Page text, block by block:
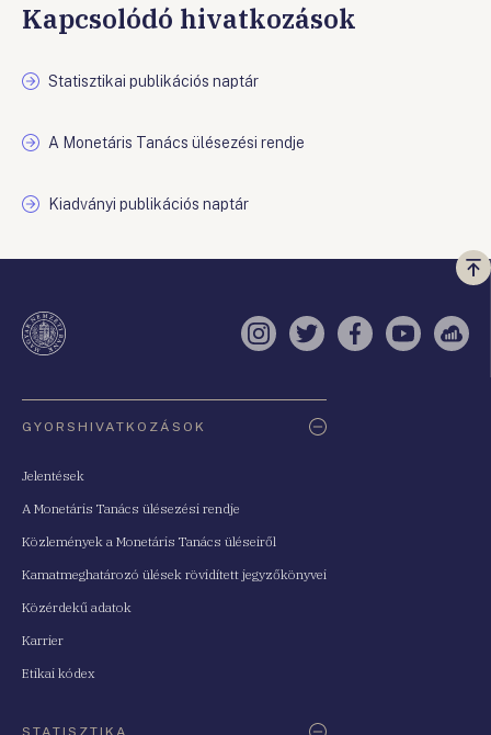
Kapcsolódó hivatkozások
Statisztikai publikációs naptár
A Monetáris Tanács ülésezési rendje
Kiadványi publikációs naptár
a
Instagram
TwitterFacebook
YouTube
GYORSHIVATKOZÁSOK
Jelentések
A Monetáris Tanács ülésezési rendje
Közlemények a Monetáris Tanács üléseiről
Kamatmeghatározó ülések rövidített jegyzőkönyvei
Közérdekű adatok
Karrier
Etikai kódex
STATISZTIKA